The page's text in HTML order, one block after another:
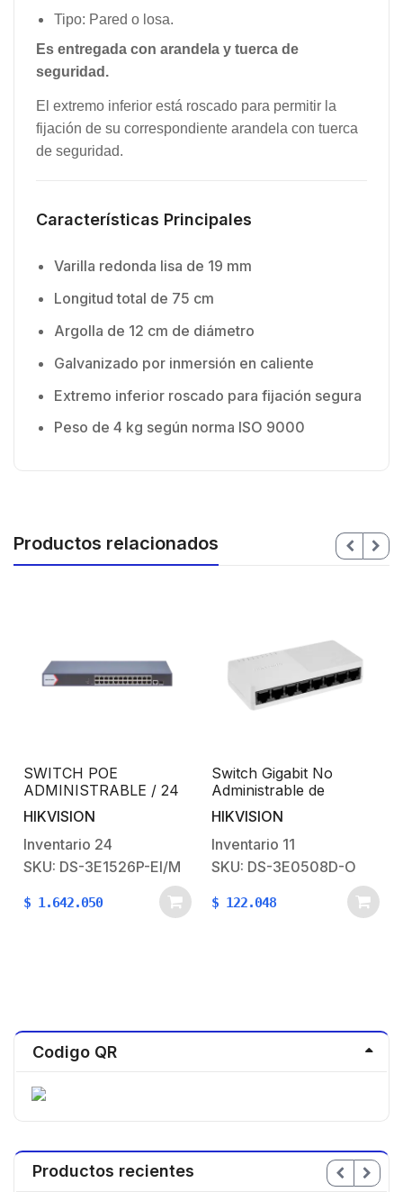
Tipo: Pared o losa.
Es entregada con arandela y tuerca de
seguridad.
El extremo inferior está roscado para permitir la
fijación de su correspondiente arandela con tuerca
de seguridad.
Características Principales
Varilla redonda lisa de 19 mm
Longitud total de 75 cm
Argolla de 12 cm de diámetro
Galvanizado por inmersión en caliente
Extremo inferior roscado para fijación segura
Peso de 4 kg según norma ISO 9000
Productos relacionados
SWITCH POE
ADMINISTRABLE / 24
PUERTOS GIGABIT
POE+ / 1 PUERTO
GIGABIT UPLINK / 1
PUERTO SFP / 230
WATTS TOTAL
HIKVISION
Inventario 24
SKU: DS-3E1526P-EI/M
$ 1.642.050
Switch Gigabit No
Administrable de
Escritorio de 8 Puertos
10 / 100 / 1000 Mbps /
Diseño Compacto y
Estetico
HIKVISION
Inventario 11
SKU: DS-3E0508D-O
$ 122.048
Codigo QR
Productos recientes